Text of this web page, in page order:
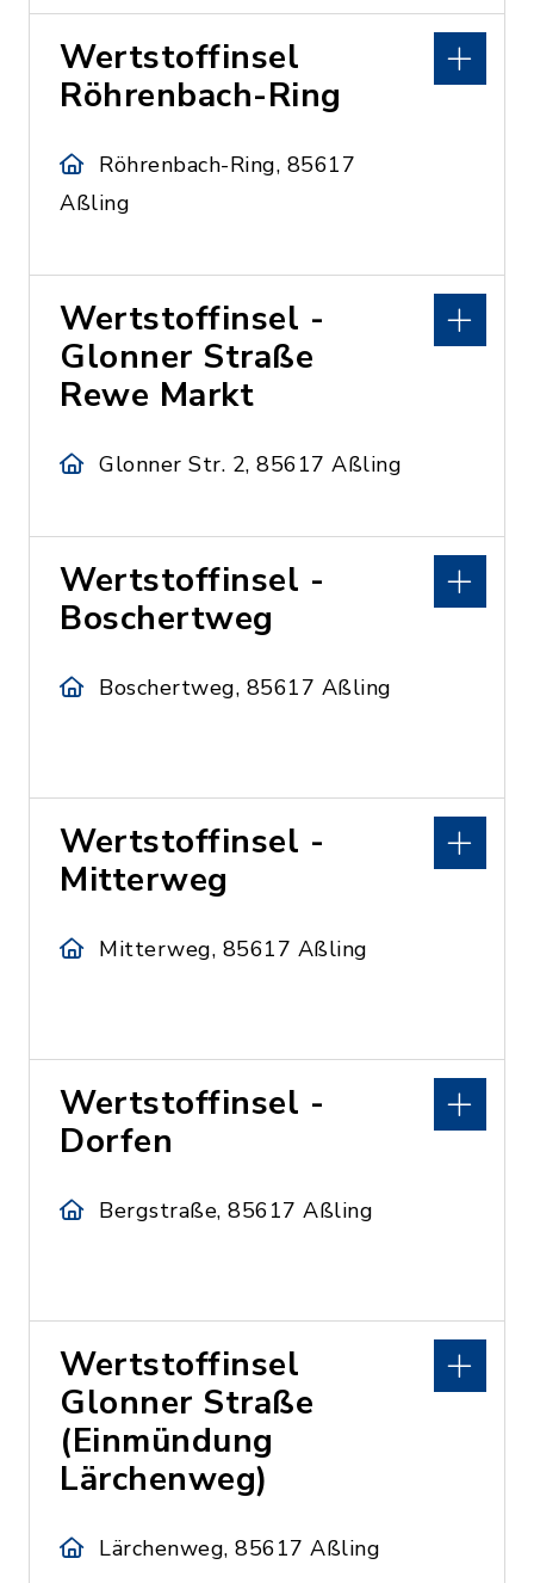
Wertstoffinsel
Röhrenbach-Ring
Röhrenbach-Ring, 85617
Aßling
Wertstoffinsel -
Glonner Straße
Rewe Markt
Glonner Str. 2, 85617 Aßling
Wertstoffinsel -
Boschertweg
Boschertweg, 85617 Aßling
Wertstoffinsel -
Mitterweg
Mitterweg, 85617 Aßling
Wertstoffinsel -
Dorfen
Bergstraße, 85617 Aßling
Wertstoffinsel
Glonner Straße
(Einmündung
Lärchenweg)
Lärchenweg, 85617 Aßling